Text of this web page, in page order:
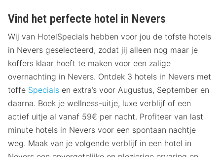
Vind het perfecte hotel in Nevers
Wij van HotelSpecials hebben voor jou de tofste hotels
in Nevers geselecteerd, zodat jij alleen nog maar je
koffers klaar hoeft te maken voor een zalige
overnachting in Nevers. Ontdek 3 hotels in Nevers met
toffe Specials en extra’s voor Augustus, September en
daarna. Boek je wellness-uitje, luxe verblijf of een
actief uitje al vanaf 59€ per nacht. Profiteer van last
minute hotels in Nevers voor een spontaan nachtje
weg. Maak van je volgende verblijf in een hotel in